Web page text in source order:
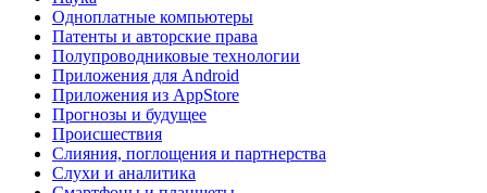
Одноплатные компьютеры
Патенты и авторские права
Полупроводниковые технологии
Приложения для Android
Приложения из AppStore
Прогнозы и будущее
Происшествия
Слияния, поглощения и партнерства
Слухи и аналитика